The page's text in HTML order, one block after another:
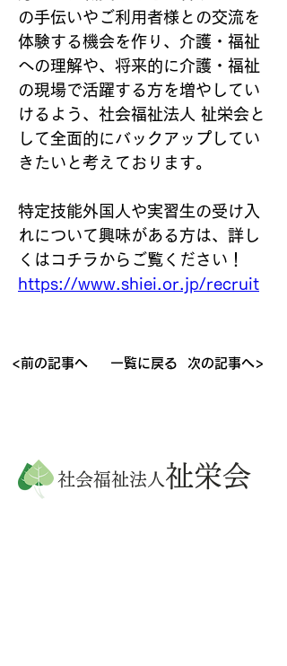
の手伝いやご利用者様との交流を
体験する機会を作り、介護・福祉
への理解や、将来的に介護・福祉
の現場で活躍する方を増やしてい
けるよう、社会福祉法人 祉栄会と
して全面的にバックアップしてい
きたいと考えております。
特定技能外国人や実習生の受け入
れについて興味がある方は、詳し
くはコチラからご覧ください！
https://www.shiei.or.jp/recruit
<前の記事へ 一覧に戻る 次の記事へ>
社会福祉法人 祉栄会